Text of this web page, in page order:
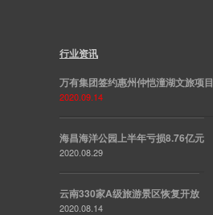
行业资讯
万有集团签约惠州仲恺潼湖文旅项目
2020.09.14
海昌海洋公园上半年亏损8.76亿元
2020.08.29
云南330家A级旅游景区恢复开放
2020.08.14